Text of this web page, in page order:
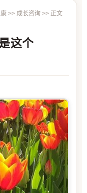
>> 成长咨询 >> 正文
这个